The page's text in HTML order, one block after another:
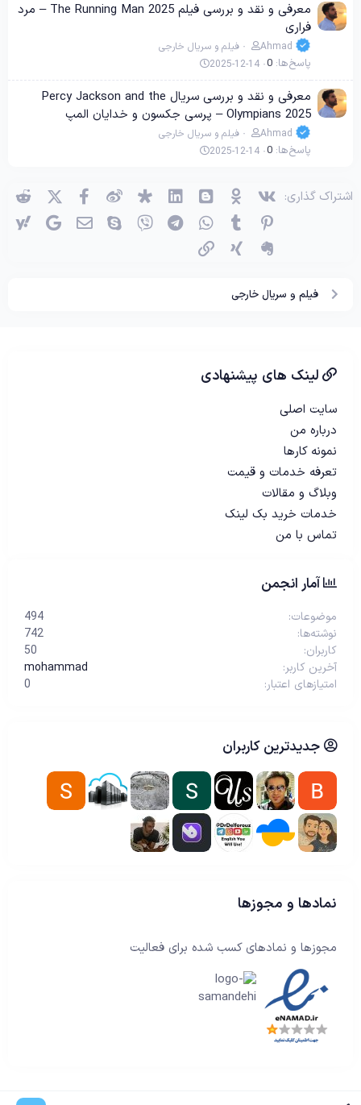
معرفی و نقد و بررسی فیلم The Running Man 2025 – مرد
فراری
Ahmad فیلم و سریال خارجی
پاسخ‌ها 0
2025-12-14
معرفی و نقد و بررسی سریال Percy Jackson and the
Olympians 2025 – پرسی جکسون و خدایان المپ
Ahmad فیلم و سریال خارجی
پاسخ‌ها 0
2025-12-14
اشتراک گذاری: وی‌کی اوکی (OK) بلاگر لینکدین دیاسپورا ویبو فیسبوک
X (توئیتر)
پینترست Tumblr واتساپ تلگرام وایبر اسکایپ ایمیل گوگل
اِورنُت
زینگ
فیلم و سریال خارجی
لینک های پیشنهادی
سایت اصلی
درباره من
نمونه کارها
تعرفه خدمات و قیمت
وبلاگ و مقالات
خدمات خرید بک لینک
تماس با من
آمار انجمن
موضوعات
494
نوشته‌ها
742
کاربران
50
آخرین کاربر
mohammad
امتیازهای اعتبار
0
جدیدترین کاربران
نمادها و مجوزها
مجوزها و نمادهای کسب شده برای فعالیت